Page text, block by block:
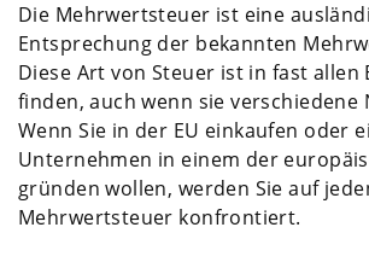
Die Mehrwertsteuer ist eine
Entsprechung der bekannten
Diese Art von Steuer ist in fast allen
finden, auch wenn sie verschiedene
Wenn Sie in der EU einkaufen oder
Unternehmen in einem der
gründen wollen, werden Sie auf
Mehrwertsteuer konfrontiert.